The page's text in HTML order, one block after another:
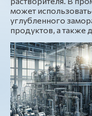
может
углубленного
продуктов, а также